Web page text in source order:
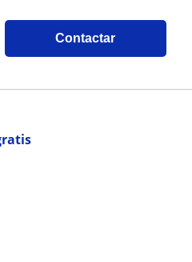
Contactar